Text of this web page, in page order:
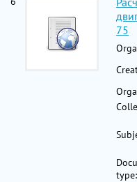
75
type: